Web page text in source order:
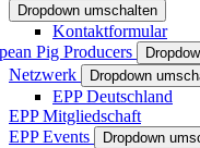
Dropdown umschalten
Kontaktformular
Pig Producers
Netzwerk Dropdown
EPP Deutschland
EPP Mitgliedschaft
EPP Events
Dropdown